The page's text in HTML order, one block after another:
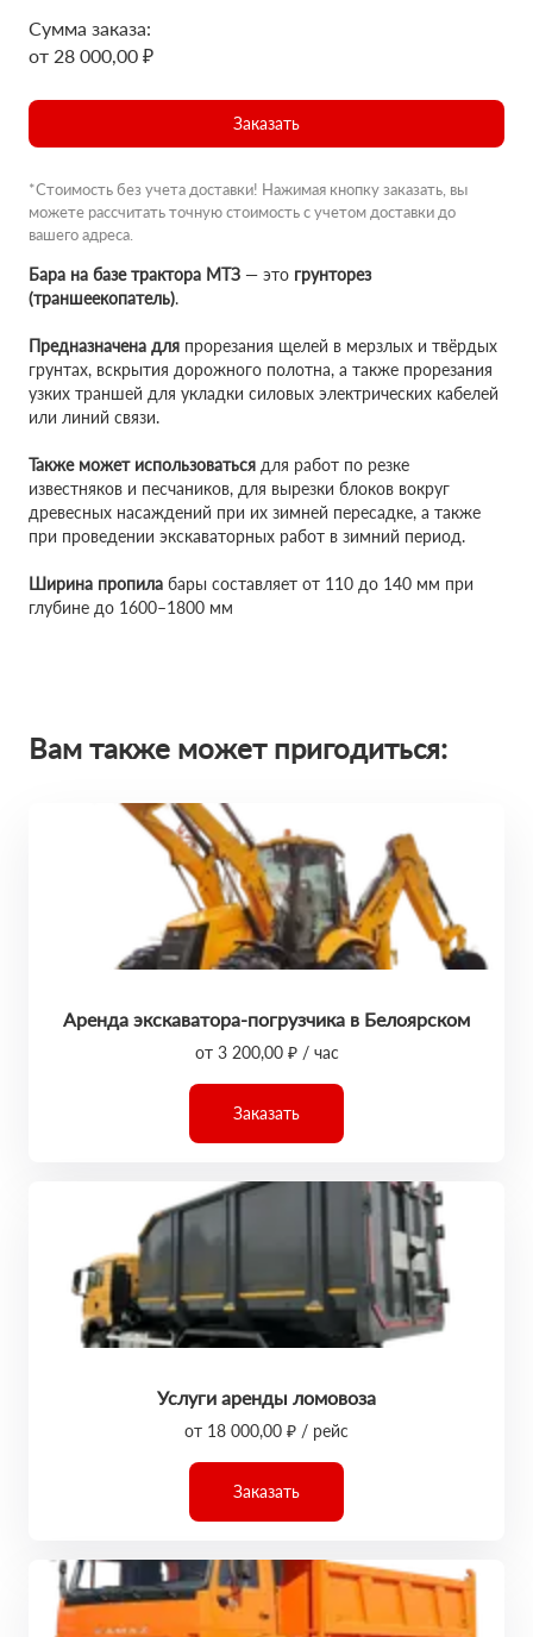
Сумма заказа:
от 28 000,00 ₽
Заказать
*Стоимость без учета доставки! Нажимая кнопку заказать, вы
можете рассчитать точную стоимость с учетом доставки до
вашего адреса.
Бара на базе трактора МТЗ — это грунторез
(траншеекопатель).
Предназначена для прорезания щелей в мерзлых и твёрдых
грунтах, вскрытия дорожного полотна, а также прорезания
узких траншей для укладки силовых электрических кабелей
или линий связи.
Также может использоваться для работ по резке
известняков и песчаников, для вырезки блоков вокруг
древесных насаждений при их зимней пересадке, а также
при проведении экскаваторных работ в зимний период.
Ширина пропила бары составляет от 110 до 140 мм при
глубине до 1600–1800 мм
Вам также может пригодиться:
Аренда экскаватора-погрузчика в Белоярском
от 3 200,00 ₽ / час
Заказать
Услуги аренды ломовоза
от 18 000,00 ₽ / рейс
Заказать